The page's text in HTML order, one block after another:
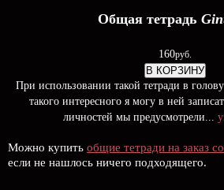
Общая тетрадь
160руб.
В КОРЗИНУ
При использовании такой тетради в
такого интересного я могу в ней
личностей мы предусмотрели...
Можно купить общие тетради на заказ
если не нашлось ничего подходящего.